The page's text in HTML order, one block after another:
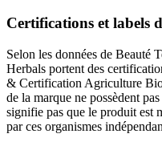
Certifications et labels
Selon les données de Beauté
Herbals portent des
& Certification Agriculture
de la marque ne possèdent
signifie pas que le produit est
par ces organismes